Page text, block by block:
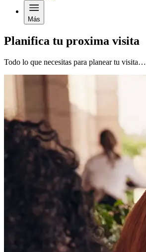
Más
Planifica tu proxima visita
Todo lo que necesitas para planear tu visita…